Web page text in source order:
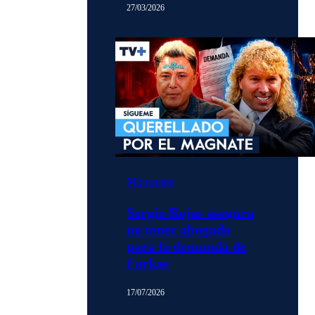
27/03/2026
Momentos
Sergio Rojas asegura
no tener abogado
para la demanda de
Farkas
17/07/2026